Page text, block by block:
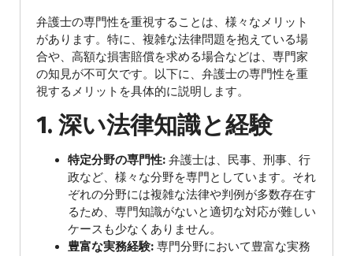
弁護士の専門性を重視することは、様々なメリット
があります。特に、複雑な法律問題を抱えている場
合や、高額な損害賠償を求める場合などは、専門家
の知見が不可欠です。以下に、弁護士の専門性を重
視するメリットを具体的に説明します。
1. 深い法律知識と経験
特定分野の専門性: 弁護士は、民事、刑事、行
政など、様々な分野を専門としています。それ
ぞれの分野には複雑な法律や判例が多数存在す
るため、専門知識がないと適切な対応が難しい
ケースも少なくありません。
豊富な実務経験: 専門分野において豊富な実務